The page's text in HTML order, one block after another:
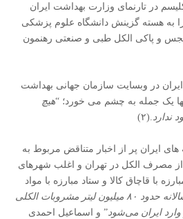
در تارنمای وزارت بهداشت ایران
به هسته گزینش دانشگاه علوم پزشکی
نجس و پاکی الکل طبی و صنعتی رهنمون
در وبسایت سازمان جهانی بهداشت
یک جمله به چشم می خورد؛ “هیچ
ندارد.(۲)
ایران پر از اخبار متناقض مربوط به
مصرف الکل در تهران و اغلب شهرهای
با قاچاق کالا و ستاد مبارزه با مواد
سالانه حدود ۸۰ میلیون لیتر مشروبات الکلی
” و اسماعیل احمدی